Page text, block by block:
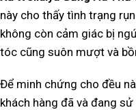
này cho thấy tình trạng
không còn cảm giác bị
tóc cũng suôn mượt và
Để minh chứng cho đều
khách hàng đã và đang sử